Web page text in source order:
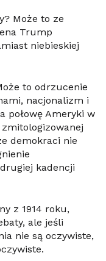
Może to ze
Trump
niebieskiej
to odrzucenie
nacjonalizm i
połowę Ameryki w
demokraci nie
kadencji
z 1914 roku,
ale jeśli
nie są oczywiste,